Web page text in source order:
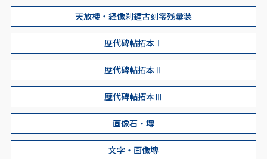
天放楼・経像刹鐘古刻零残彙装
歴代碑帖拓本Ⅰ
歴代碑帖拓本Ⅱ
歴代碑帖拓本Ⅲ
画像石・塼
文字・画像塼